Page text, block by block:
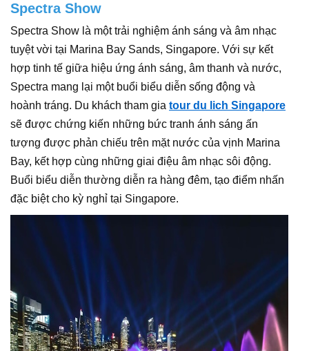
Spectra Show
Spectra Show là một trải nghiệm ánh sáng và âm nhạc
tuyệt vời tại Marina Bay Sands, Singapore. Với sự kết
hợp tinh tế giữa hiệu ứng ánh sáng, âm thanh và nước,
Spectra mang lại một buổi biểu diễn sống động và
hoành tráng. Du khách tham gia tour du lich Singapore
sẽ được chứng kiến những bức tranh ánh sáng ấn
tượng được phản chiếu trên mặt nước của vịnh Marina
Bay, kết hợp cùng những giai điệu âm nhạc sôi động.
Buổi biểu diễn thường diễn ra hàng đêm, tạo điểm nhấn
đặc biệt cho kỳ nghỉ tại Singapore.